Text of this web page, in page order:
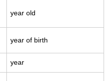
year old
year of birth
year